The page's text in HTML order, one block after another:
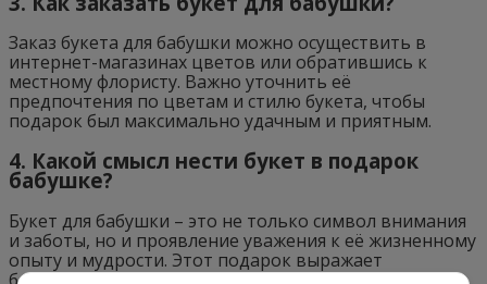
Заказ букета для бабушки можно осуществить в
интернет-магазинах цветов или обратившись к
местному флористу. Важно уточнить её
предпочтения по цветам и стилю букета, чтобы
подарок был максимально удачным и приятным.
4. Какой смысл нести букет в подарок
бабушке?
Букет для бабушки – это не только символ внимания
и заботы, но и проявление уважения к её жизненному
опыту и мудрости. Этот подарок выражает